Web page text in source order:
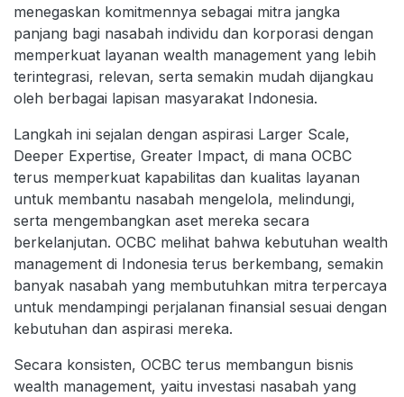
menegaskan komitmennya sebagai mitra jangka
panjang bagi nasabah individu dan korporasi dengan
memperkuat layanan wealth management yang lebih
terintegrasi, relevan, serta semakin mudah dijangkau
oleh berbagai lapisan masyarakat Indonesia.
Langkah ini sejalan dengan aspirasi Larger Scale,
Deeper Expertise, Greater Impact, di mana OCBC
terus memperkuat kapabilitas dan kualitas layanan
untuk membantu nasabah mengelola, melindungi,
serta mengembangkan aset mereka secara
berkelanjutan. OCBC melihat bahwa kebutuhan wealth
management di Indonesia terus berkembang, semakin
banyak nasabah yang membutuhkan mitra terpercaya
untuk mendampingi perjalanan finansial sesuai dengan
kebutuhan dan aspirasi mereka.
Secara konsisten, OCBC terus membangun bisnis
wealth management, yaitu investasi nasabah yang